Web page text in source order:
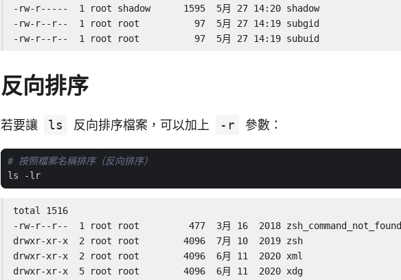
-rw-r-----  1 root shadow      1595  5月 27 14:20 shadow
-rw-r--r--  1 root root          97  5月 27 14:19 subgid
-rw-r--r--  1 root root          97  5月 27 14:19 subuid
反向排序
若要讓 ls 反向排序檔案，可以加上 -r 參數：
# 按照檔案名稱排序（反向排序）
total 1516
-rw-r--r--  1 root root         477  3月 16  2018 zsh_command_not_found
drwxr-xr-x  2 root root        4096  7月 10  2019 zsh
drwxr-xr-x  2 root root        4096  6月 11  2020 xml
drwxr-xr-x  5 root root        4096  6月 11  2020 xdg